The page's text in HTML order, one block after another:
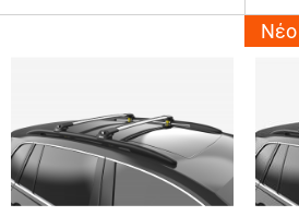
Νέο